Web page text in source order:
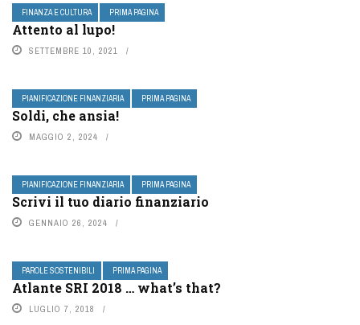
FINANZA E CULTURA PRIMA PAGINA
Attento al lupo!
SETTEMBRE 10, 2021
PIANIFICAZIONE FINANZIARIA PRIMA PAGINA
Soldi, che ansia!
MAGGIO 2, 2024
PIANIFICAZIONE FINANZIARIA PRIMA PAGINA
Scrivi il tuo diario finanziario
GENNAIO 26, 2024
PAROLE SOSTENIBILI PRIMA PAGINA
Atlante SRI 2018 … what’s that?
LUGLIO 7, 2018